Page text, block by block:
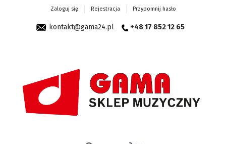
Zaloguj się Rejestracja Przypomnij hasło
kontakt@gama24.pl +48 17 852 12 65